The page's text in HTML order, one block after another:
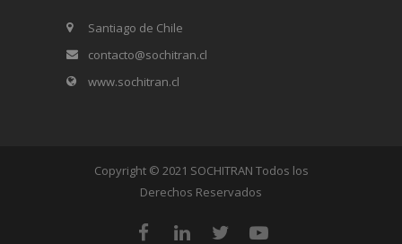
Santiago de Chile
contacto@sochitran.cl
www.sochitran.cl
Copyright © 2021 SOCHITRAN Todos los
Derechos Reservados